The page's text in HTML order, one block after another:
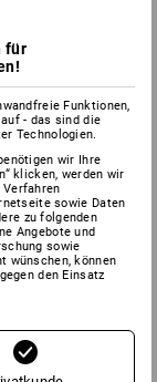
eine große
für die
hierfür
ist.
für
Funktionen,
- das sind die
Technologien.
wir Ihre
klicken, werden wir
sowie Daten
zu folgenden
Angebote und
sowie
wünschen, können
den Einsatz